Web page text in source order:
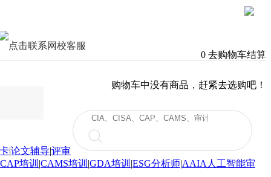
0 去购物车结算
购物车中没有商品，赶紧去选购吧！
|论文辅导|评审
CAP培训 |CAMS培训 |GDA培训 |ESG分析师|AAIA人工智能审